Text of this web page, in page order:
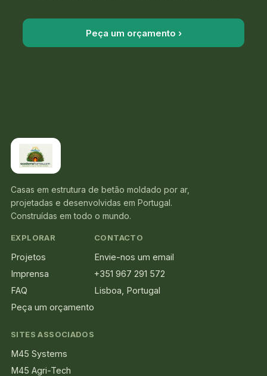
Peça um orçamento ›
Casas em estrutura de betão moldado por ar,
projetadas e desenvolvidas em Portugal.
Construídas em todo o mundo.
EXPLORAR
Projetos
Imprensa
FAQ
Peça um orçamento
CONTACTO
Envie-nos um email
+351 967 291 572
Lisboa, Portugal
SITES ASSOCIADOS
M45 Systems
M45 Agri-Tech